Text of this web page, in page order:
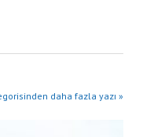
daha fazla yazı »